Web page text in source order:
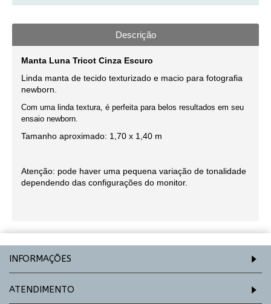
Descrição
Manta Luna Tricot Cinza Escuro
Linda manta de tecido texturizado e macio para fotografia
newborn
Com uma linda textura, é perfeita para belos resultados em seu
ensaio newborn.
Tamanho aproximado: 1,70 x 1,40 m
Atenção: pode haver uma pequena variação de tonalidade
dependendo das configurações do monitor.
INFORMAÇÕES
ATENDIMENTO